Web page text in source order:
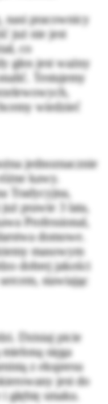
nasi pracownicy
już nie jest
co
głos jest ważny
Testujemy
wiedzieć
jednoznacznie
kawy.
Tradycyjna,
prawie 3 lata,
Professional,
domowe.
masowym
dobrej jakości
stawiając
Dzisiaj picie
sięga
z ekspresu
jest do
głębię smaku.